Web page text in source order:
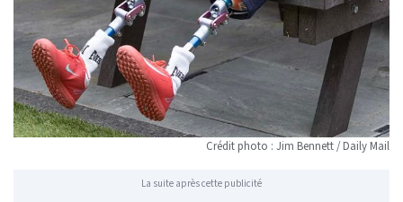
Crédit photo : Jim Bennett / Daily Mail
La suite après cette publicité